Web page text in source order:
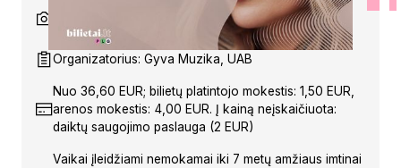
Fotografuoti/filmuoti galima tik su neprofesionalia
įranga
Organizatorius: Gyva Muzika, UAB
Nuo 36,60 EUR; bilietų platintojo mokestis: 1,50 EUR,
arenos mokestis: 4,00 EUR. Į kainą neįskaičiuota:
daiktų saugojimo paslauga (2 EUR)
Vaikai įleidžiami nemokamai iki 7 metų amžiaus imtinai